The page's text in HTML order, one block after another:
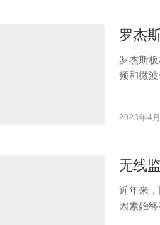
罗杰
罗杰斯
频和微
2023年4
无线
近年来
因素始